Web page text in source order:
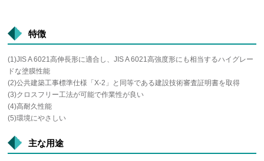
特徴
(1)JIS A 6021高伸長形に適合し、JIS A 6021高強度形にも相当するハイグレー
ドな塗膜性能
(2)公共建築工事標準仕様「X-2」と同等である建設技術審査証明書を取得
(3)クロスフリー工法が可能で作業性が良い
(4)高耐久性能
(5)環境にやさしい
主な用途